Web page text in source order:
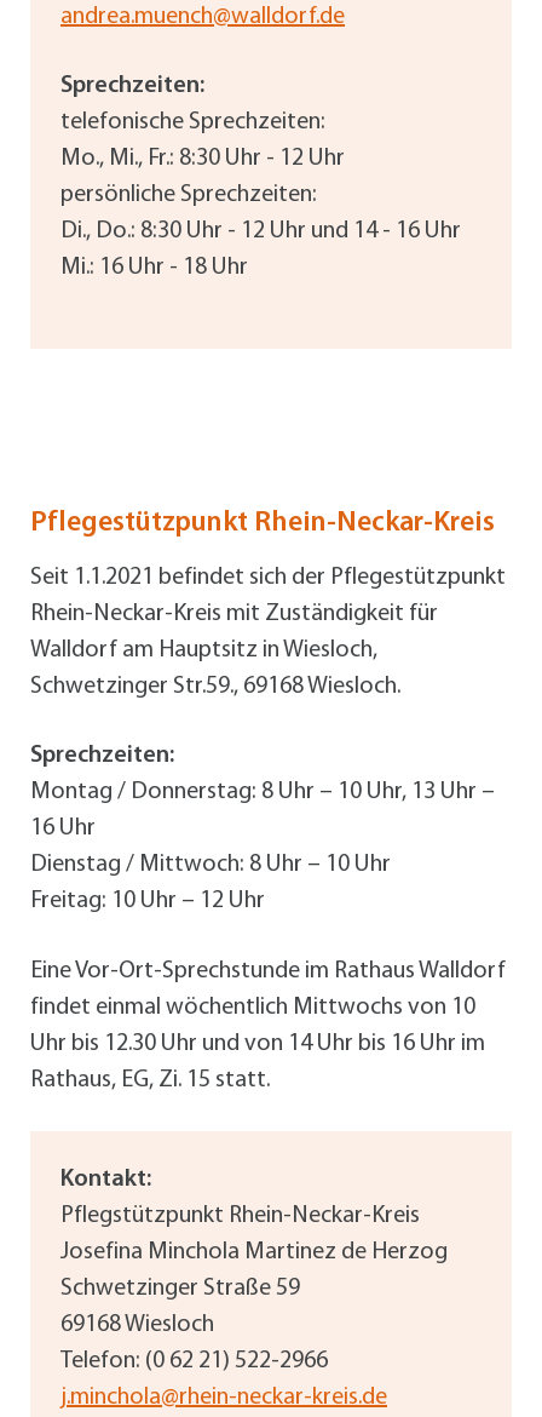
andrea.muench@walldorf.de
Sprechzeiten:
telefonische Sprechzeiten:
Mo., Mi., Fr.: 8:30 Uhr - 12 Uhr
persönliche Sprechzeiten:
Di., Do.: 8:30 Uhr - 12 Uhr und 14 - 16 Uhr
Mi.: 16 Uhr - 18 Uhr
Pflegestützpunkt Rhein-Neckar-Kreis
Seit 1.1.2021 befindet sich der Pflegestützpunkt
Rhein-Neckar-Kreis mit Zuständigkeit für
Walldorf am Hauptsitz in Wiesloch,
Schwetzinger Str.59., 69168 Wiesloch.
Sprechzeiten:
Montag / Donnerstag: 8 Uhr – 10 Uhr, 13 Uhr –
16 Uhr
Dienstag / Mittwoch: 8 Uhr – 10 Uhr
Freitag: 10 Uhr – 12 Uhr
Eine Vor-Ort-Sprechstunde im Rathaus Walldorf
findet einmal wöchentlich Mittwochs von 10
Uhr bis 12.30 Uhr und von 14 Uhr bis 16 Uhr im
Rathaus, EG, Zi. 15 statt.
Kontakt:
Pflegstützpunkt Rhein-Neckar-Kreis
Josefina Minchola Martinez de Herzog
Schwetzinger Straße 59
69168 Wiesloch
Telefon: (0 62 21) 522-2966
j.minchola@rhein-neckar-kreis.de